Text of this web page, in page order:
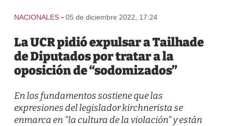
NACIONALES - 05 de diciembre 2022, 17:24
La UCR pidió expulsar a Tailhade
de Diputados por tratar a la
oposición de “sodomizados”
En los fundamentos sostiene que las
expresiones del legislador kirchnerista se
enmarca en "la cultura de la violación" y están